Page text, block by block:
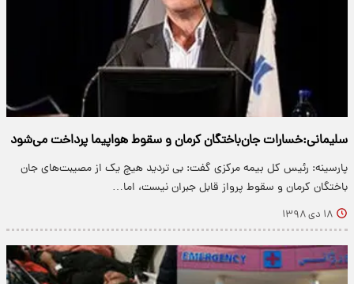
سلیمانی:خسارات جان‌باختگان کرمان و سقوط هواپیما پرداخت می‌شود
پارسینه: رئیس کل بیمه مرکزی گفت: بی تردید هیچ یک از مصیبت‌های جان
باختگان کرمان و سقوط پرواز قابل جبران نیست، اما…
۱۸ دی ۱۳۹۸